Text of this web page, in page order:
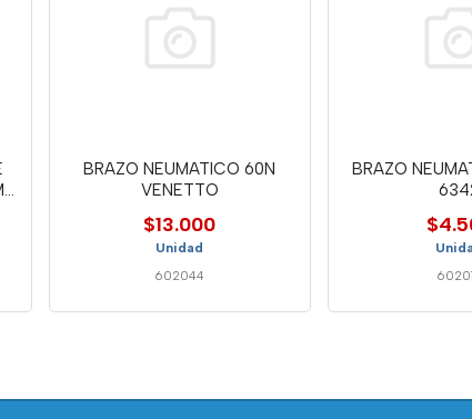
BRAZO NEUMATICO 60N
VENETTO
$13.000
Unidad
602044
BRAZO